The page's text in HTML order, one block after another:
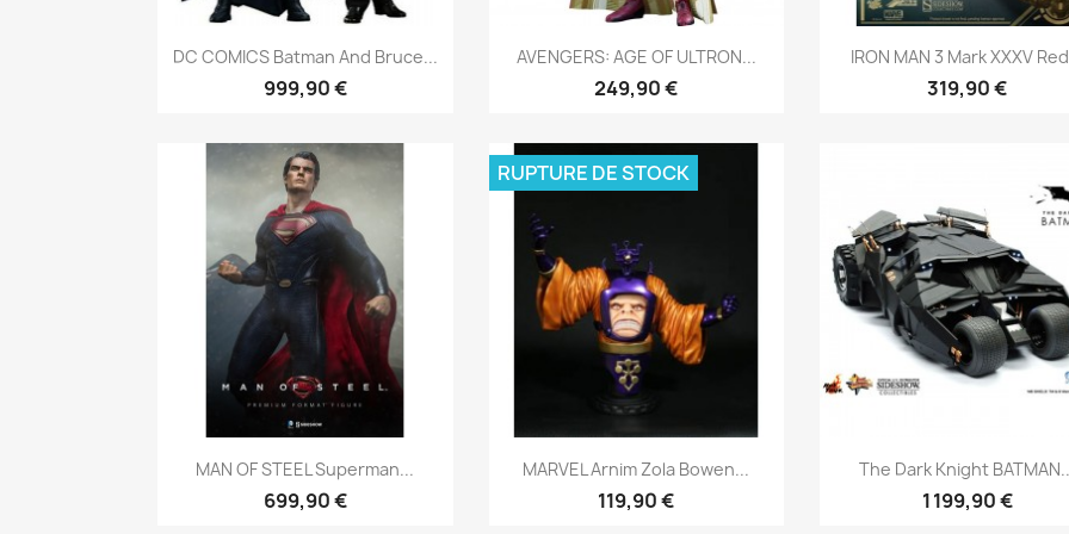
Aperçu rapide
DC COMICS Batman And Bruce...
999,90 €
Aperçu rapide
AVENGERS: AGE OF ULTRON...
249,90 €
Aperçu rapide
IRON MAN 3 Mark XXXV
319,90 €
Aperçu rapide
MAN OF STEEL Superman...
699,90 €
Aperçu rapide
MARVEL Arnim Zola Bowen...
119,90 €
RUPTURE DE STOCK
Aperçu rapide
The Dark Knight
1 199,90 €